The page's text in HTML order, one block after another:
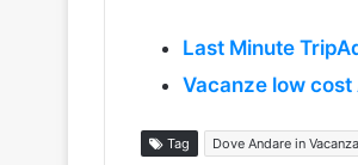
Last Minute
Vacanze low
Tag Dove Andare in Vacanza